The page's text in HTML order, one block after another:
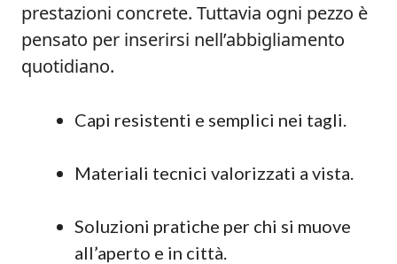
prestazioni concrete. Tuttavia ogni pezzo è
pensato per inserirsi nell’abbigliamento
quotidiano.
Capi resistenti e semplici nei tagli.
Materiali tecnici valorizzati a vista.
Soluzioni pratiche per chi si muove
all’aperto e in città.